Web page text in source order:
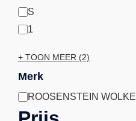
S
1
+ TOON MEER (2)
Merk
Merk
ROOSENSTEIN WOLKE